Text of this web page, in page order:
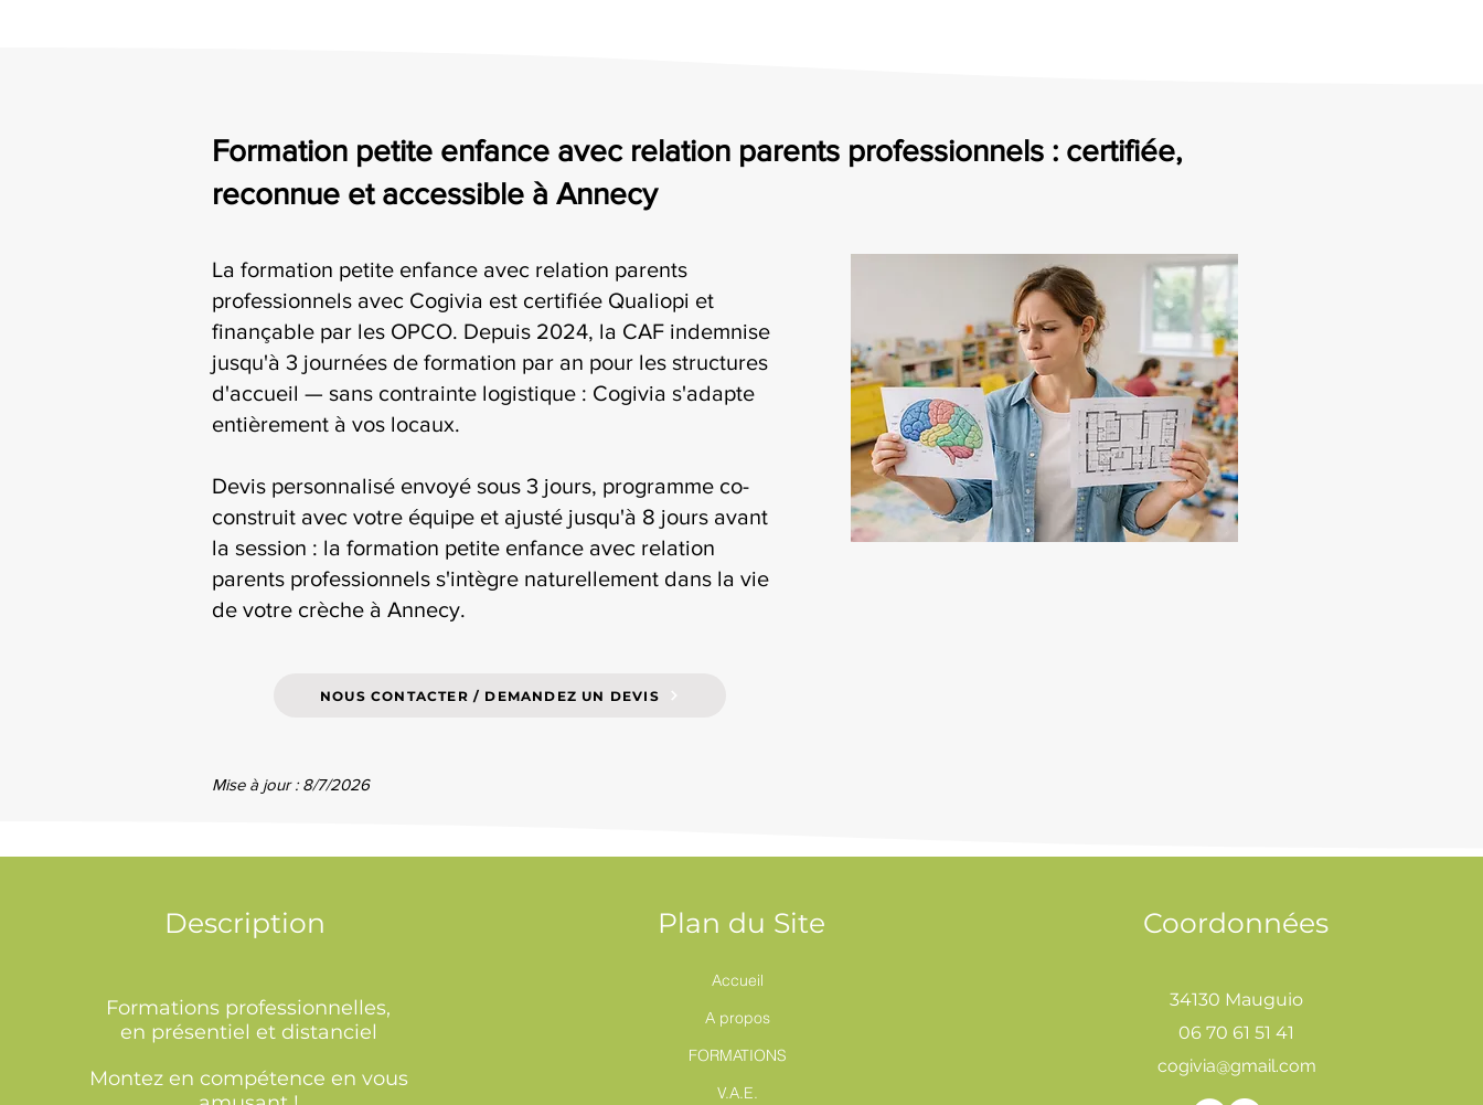
Formation petite enfance avec relation parents professionnels : certifiée,
reconnue et accessible à Annecy
La formation petite enfance avec relation parents
professionnels avec Cogivia est certifiée Qualiopi et
finançable par les OPCO. Depuis 2024, la CAF indemnise
jusqu'à 3 journées de formation par an pour les structures
d'accueil — sans contrainte logistique : Cogivia s'adapte
entièrement à vos locaux.
Devis personnalisé envoyé sous 3 jours, programme co-
construit avec votre équipe et ajusté jusqu'à 8 jours avant
la session : la formation petite enfance avec relation
parents professionnels s'intègre naturellement dans la vie
de votre crèche à Annecy.
NOUS CONTACTER / DEMANDEZ UN DEVIS
Mise à jour : 8/7/2026
Description
Formations professionnelles,
en présentiel et distanciel
Montez en compétence en vous
Plan du Site
Accueil
A propos
FORMATIONS
V.A.E.
Coordonnées
34130 Mauguio
06 70 61 51 41
cogivia@gmail.com